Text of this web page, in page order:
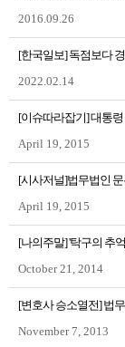
2016.09.26
[한국일보] 독점보다
2022.02.14
[이슈따라잡기] 대통
April 19, 2015
[시사저널]법무법인
April 19, 2015
[나의주말] '탁구의 추
October 21, 2014
[변호사 승소열전] 법
November 7, 2013